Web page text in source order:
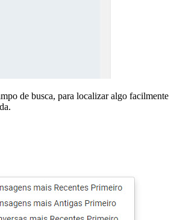
de busca, para localizar algo facilmente